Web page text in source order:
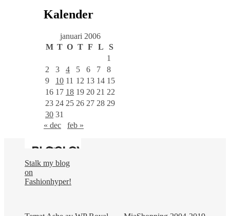
kategori
Kalender
januari 2006
M T O T F L
S
1
2
3 4 5 6 7
8
9
10 11 12 13 14 15
16 17 18 19 20 21 22
23 24 25 26 27 28 29
30 31
« dec
feb »
Stalk my blog
on
Fashionhyper!